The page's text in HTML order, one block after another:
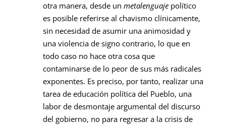
otra manera, desde un metalenguaje político
es posible referirse al chavismo clínicamente,
sin necesidad de asumir una animosidad y
una violencia de signo contrario, lo que en
todo caso no hace otra cosa que
contaminarse de lo peor de sus más radicales
exponentes. Es preciso, por tanto, realizar una
tarea de educación política del Pueblo, una
labor de desmontaje argumental del discurso
del gobierno, no para regresar a la crisis de